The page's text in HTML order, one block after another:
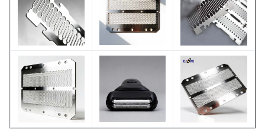
سطح
روشن، مات، یا به عنوان هر
نیاز